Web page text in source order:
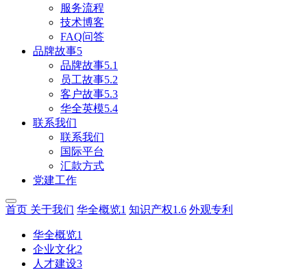
服务流程
技术博客
FAQ问答
品牌故事5
品牌故事5.1
员工故事5.2
客户故事5.3
华全英模5.4
联系我们
联系我们
国际平台
汇款方式
党建工作
首页 关于我们 华全概览1 知识产权1.6 外观专利
华全概览1
企业文化2
人才建设3